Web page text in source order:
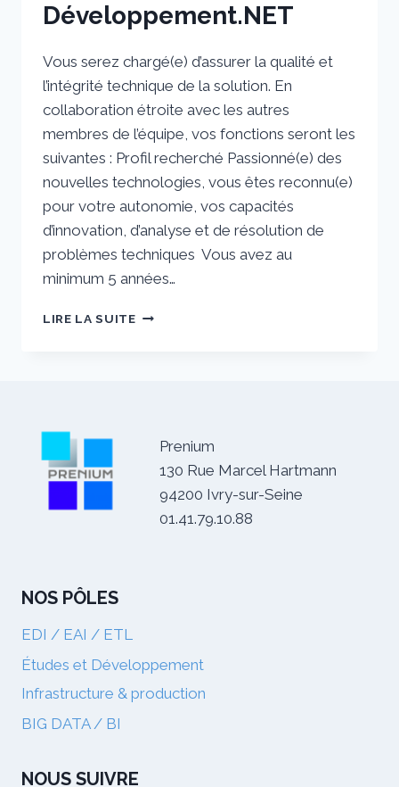
Développement.NET
Vous serez chargé(e) d’assurer la qualité et
l’intégrité technique de la solution. En
collaboration étroite avec les autres
membres de l’équipe, vos fonctions seront les
suivantes : Profil recherché Passionné(e) des
nouvelles technologies, vous êtes reconnu(e)
pour votre autonomie, vos capacités
d’innovation, d’analyse et de résolution de
problèmes techniques Vous avez au
minimum 5 années…
LIRE LA SUITEINGÉNIEUR
Prenium
130 Rue Marcel Hartmann
94200 Ivry-sur-Seine
01.41.79.10.88
NOS PÔLES
EDI / EAI / ETL
Études et Développement
Infrastructure & production
BIG DATA / BI
NOUS SUIVRE